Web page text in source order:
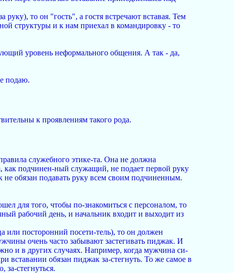
руку), то он "гость", а гостя встречают вставая. Тем
структуры и к нам приехал в командировку - то
уровень неформального общения. А так - да,
подаю.
к проявлениям такого рода.
служебного этике-та. Она не должна
как подчинен-ный служащий, не подает первой руку
не обязан подавать руку всем своим подчиненным.
для того, чтобы по-знакомиться с персоналом, то
рабочий день, и начальник входит и выходит из
или посторонний посети-тель), то он должен
очень часто забывают застегивать пиджак. И
и в других случаях. Например, когда мужчина си-
вставании обязан пиджак за-стегнуть. То же самое в
за-стегнуться.